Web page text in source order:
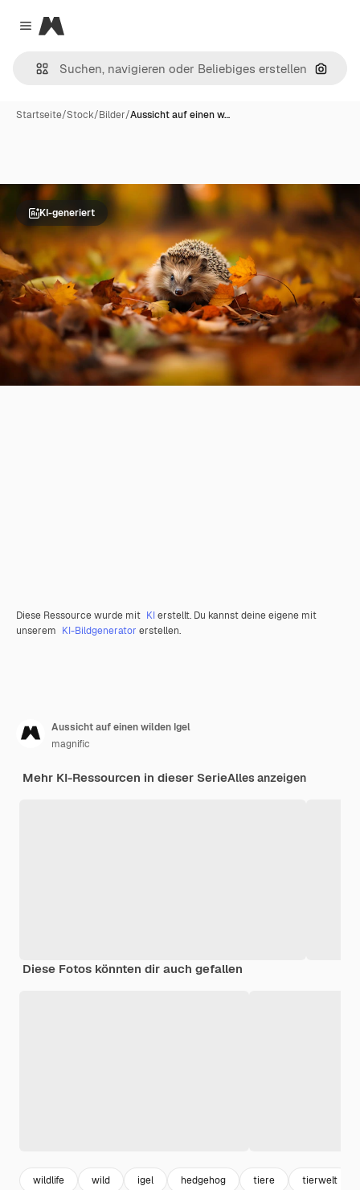
Close menu
Magnific
Nach
Startseite/Stock/Bilder/Aussicht auf einen w…
KI-generiert
Diese Ressource wurde mit KIerstellt. Du kannst deine eigene mit
unserem KI-Bildgenerator erstellen.
Aussicht auf einen wilden Igel
magnific
Mehr KI-Ressourcen in dieser SerieAlles anzeigen
Diese Fotos könnten dir auch gefallen
wildlife wild igel hedgehog tiere tierwelt